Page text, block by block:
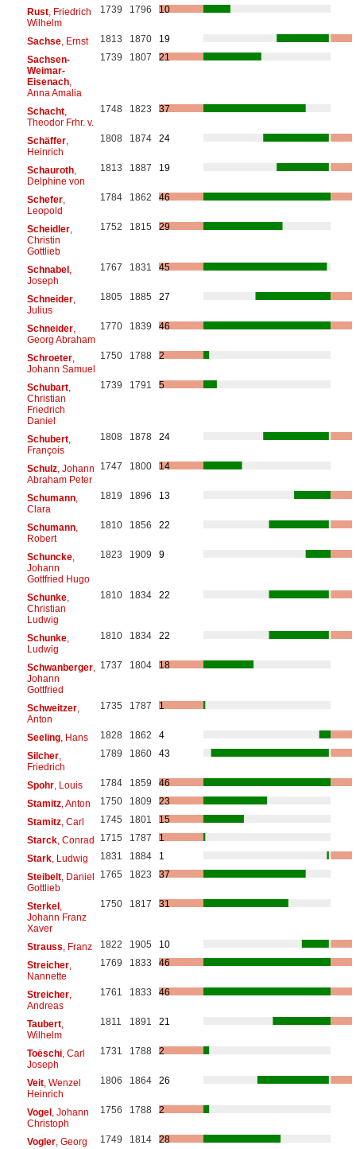
Rust, Friedrich
Wilhelm
1739 1796 10
Sachse, Ernst 1813 1870
19
Sachsen-
Weimar-
Eisenach,
Anna Amalia
1739 1807 21
Schacht,
Theodor Frhr. v.
1748 1823 37
Schäffer,
Heinrich
1808 1874 24
Schauroth,
Delphine von
1813 1887 19
Schefer,
Leopold
1784 1862 46
Scheidler,
Christin
Gottlieb
1752 1815 29
Schnabel,
Joseph
1767 1831 45
Schneider,
Julius
1805 1885 27
Schneider,
Georg Abraham
1770 1839 46
Schroeter,
Johann Samuel
1750 1788 2
Schubart,
Christian
Friedrich
Daniel
1739 1791 5
Schubert,
François
1808 1878 24
Schulz, Johann
Abraham Peter
1747 1800 14
Schumann,
Clara
1819 1896 13
Schumann,
Robert
1810 1856 22
Schuncke,
Johann
Gottfried Hugo
1823 1909 9
Schunke,
Christian
Ludwig
1810 1834 22
Schunke,
Ludwig
1810 1834 22
Schwanberger,
Johann
Gottfried
1737 1804 18
Schweitzer,
Anton
1735 1787 1
Seeling, Hans 1828 1862
4
Silcher,
Friedrich
1789 1860 43
Spohr, Louis 1784 1859
46
Stamitz, Anton 1750 1809
23
Stamitz, Carl 1745 1801
15
Starck, Conrad 1715 1787
1
Stark, Ludwig 1831 1884
1
Steibelt, Daniel
Gottlieb
1765 1823 37
Sterkel,
Johann Franz
Xaver
1750 1817 31
Strauss , Franz 1822 1905
10
Streicher,
Nannette
1769 1833 46
Streicher,
Andreas
1761 1833 46
Taubert,
Wilhelm
1811 1891 21
Toëschi, Carl
Joseph
1731 1788 2
Veit, Wenzel
Heinrich
1806 1864 26
Vogel, Johann
Christoph
1756 1788 2
Vogler, Georg
1749 1814 28